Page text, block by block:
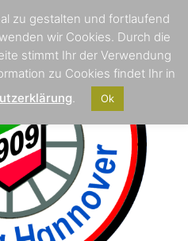
zu gestalten und fortlaufend
wir Cookies. Durch die
stimmt Ihr der Verwendung
zu Cookies findet Ihr in
Ok